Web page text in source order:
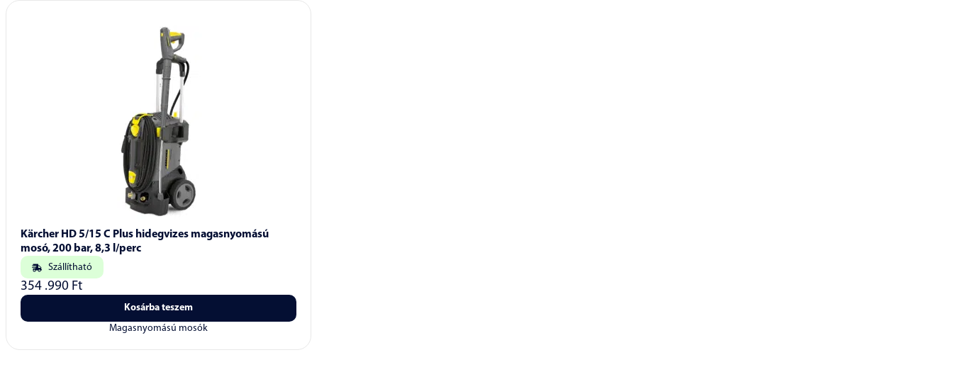
Kärcher HD 5/15 C Plus hidegvizes magasnyomású
mosó, 200 bar, 8,3 l/perc
Szállítható
354 .990 Ft
Kosárba teszem
Magasnyomású mosók